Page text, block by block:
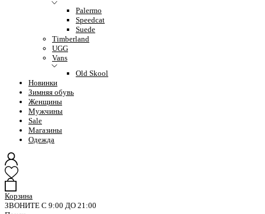
Palermo
Speedcat
Suede
Timberland
UGG
Vans
Old Skool
Новинки
Зимняя обувь
Женщины
Мужчины
Sale
Магазины
Одежда
Корзина
ЗВОНИТЕ С 9:00 ДО 21:00